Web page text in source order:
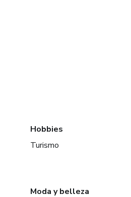
Hobbies
Turismo
Moda y belleza